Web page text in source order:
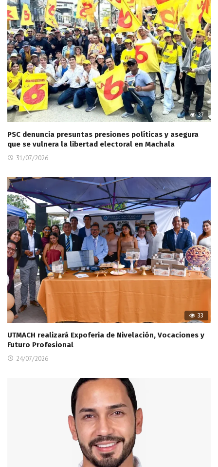
37
PSC denuncia presuntas presiones políticas y asegura
que se vulnera la libertad electoral en Machala
31/07/2026
33
UTMACH realizará Expoferia de Nivelación, Vocaciones y
Futuro Profesional
24/07/2026